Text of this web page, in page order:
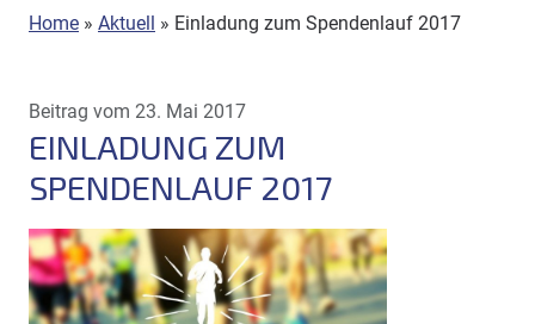
Home » Aktuell » Einladung zum Spendenlauf 2017
Beitrag vom 23. Mai 2017
EINLADUNG ZUM
SPENDENLAUF 2017